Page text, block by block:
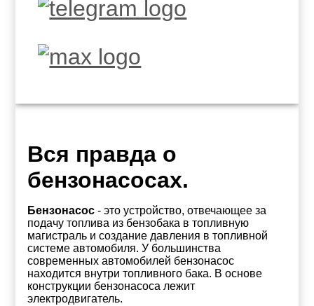
Вся правда о
бензонасосах.
Бензонасос- это устройство, отвечающее за
подачу топлива из бензобака в топливную
магистраль и создание давления в топливной
системе автомобиля. У большинства
современных автомобилей бензонасос
находится внутри топливного бака. В основе
конструкции бензонасоса лежит
электродвигатель.